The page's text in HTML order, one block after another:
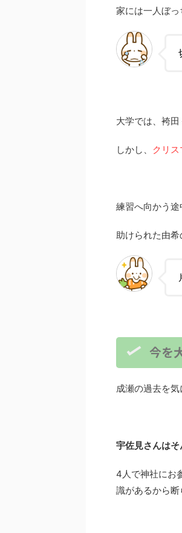
家には一人ぼっ
大学では、袴
しかし、 クリ
練習へ向かう途
助けられた由希
今を
成瀬の過去を
宇佐見さんはそ
4人で神社にお
識があるから断